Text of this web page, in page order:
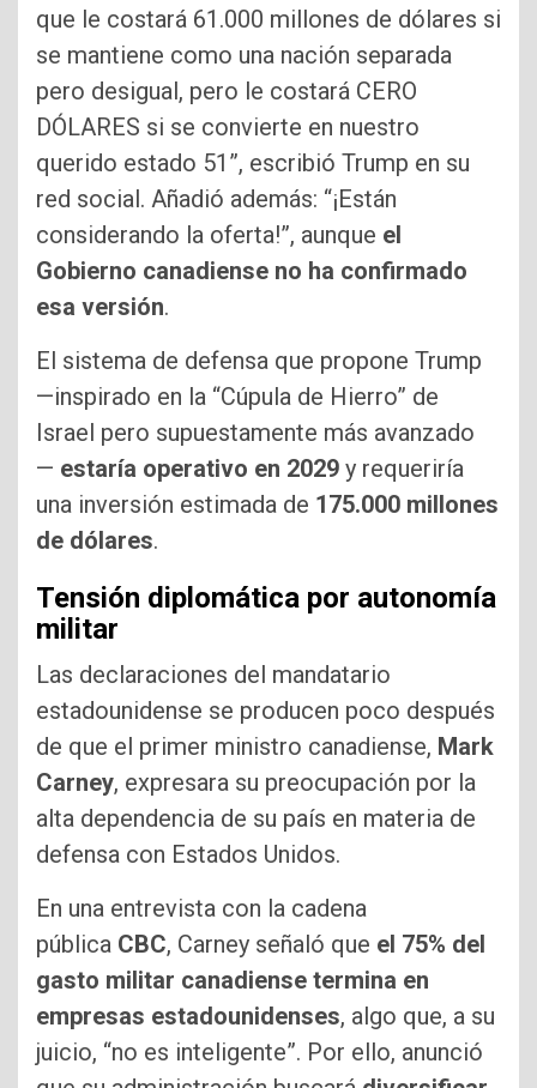
que le costará 61.000 millones de dólares si
se mantiene como una nación separada
pero desigual, pero le costará CERO
DÓLARES si se convierte en nuestro
querido estado 51”, escribió Trump en su
red social. Añadió además: “¡Están
considerando la oferta!”, aunque el
Gobierno canadiense no ha confirmado
esa versión.
El sistema de defensa que propone Trump
—inspirado en la “Cúpula de Hierro” de
Israel pero supuestamente más avanzado
— estaría operativo en 2029 y requeriría
una inversión estimada de 175.000 millones
de dólares.
Tensión diplomática por autonomía
militar
Las declaraciones del mandatario
estadounidense se producen poco después
de que el primer ministro canadiense, Mark
Carney, expresara su preocupación por la
alta dependencia de su país en materia de
defensa con Estados Unidos.
En una entrevista con la cadena
pública CBC, Carney señaló que el 75% del
gasto militar canadiense termina en
empresas estadounidenses, algo que, a su
juicio, “no es inteligente”. Por ello, anunció